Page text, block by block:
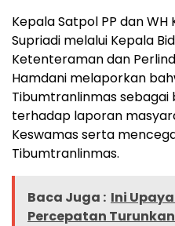
Kepala Satpol PP dan
Supriadi melalui Kepala
Ketenteraman dan
Hamdani melaporkan
Tibumtranlinmas
terhadap laporan
Keswamas serta
Tibumtranlinmas.
Baca Juga : Ini
Percepatan